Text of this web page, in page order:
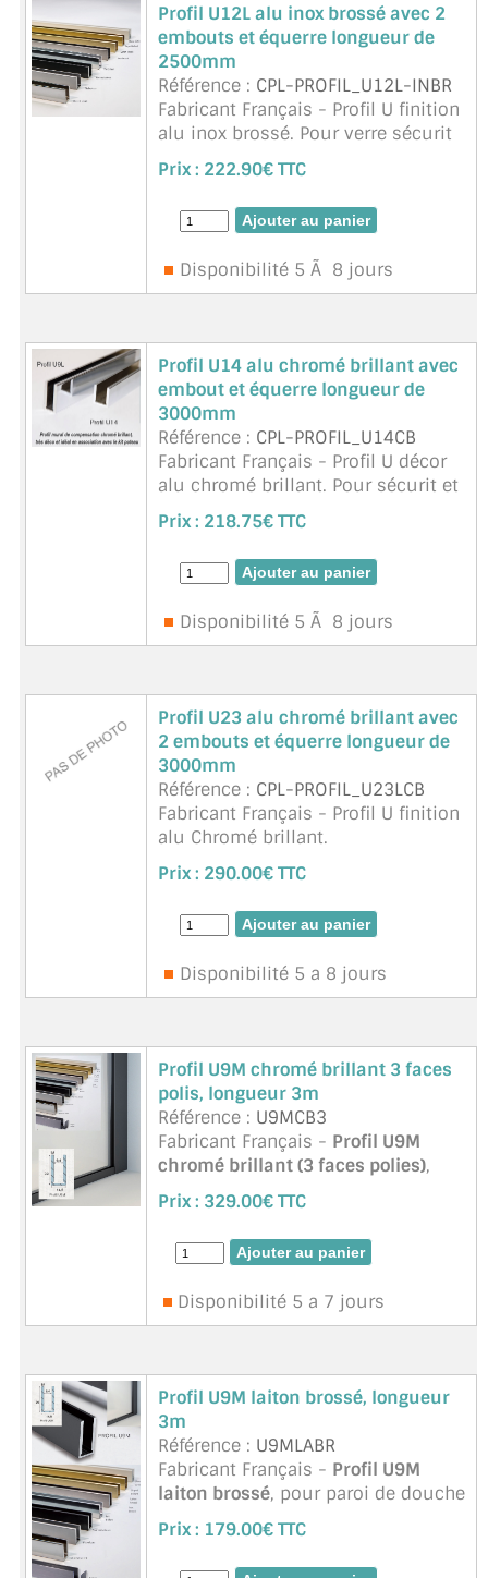
Profil U12L alu inox brossé avec 2
embouts et équerre longueur de
2500mm
Référence : CPL-PROFIL_U12L-INBR
Fabricant Français - Profil U finition
alu inox brossé. Pour verre sécurit
et verre feuilleté de 10mm. Profil a
visser ou coller (silicone). Profil
35x20x2300m, largeur intérieure
12mm,lo ...suite
Prix : 222.90€ TTC
Disponibilité 5 Ã 8 jours
Profil U14 alu chromé brillant avec
embout et équerre longueur de
3000mm
Référence : CPL-PROFIL_U14CB
Fabricant Français - Profil U décor
alu chromé brillant. Pour sécurit et
verre feuilleté de 12mm. Profil a
visser ou coller (silicone). Profil
H25x20.4x3000m, largeur
intérieure 12 ...suite
Prix : 218.75€ TTC
Disponibilité 5 Ã 8 jours
Profil U23 alu chromé brillant avec
2 embouts et équerre longueur de
3000mm
Référence : CPL-PROFIL_U23LCB
Fabricant Français - Profil U finition
alu Chromé brillant.
Pour verre sécurit et verre feuilleté
Profil a visser ou coller (silicone).
Largeur intérieure 23mm,longueur
Prix : 290.00€ TTC
Disponibilité 5 a 8 jours
Profil U9M chromé brillant 3 faces
polis, longueur 3m
Référence : U9MCB3
Fabricant Français - Profil U9M
chromé brillant (3 faces polies),
pour paroi de douche en verre
épaisseur 8mm. Le
unprofil mural / d’encadreme ...
suite
Prix : 329.00€ TTC
Disponibilité 5 a 7 jours
Profil U9M laiton brossé, longueur
3m
Référence : U9MLABR
Fabricant Français - Profil U9M
laiton brossé, pour paroi de douche
en verre épaisseur 8mm. Le
U9Mest unprofil mural /
d’encadrementcon&cce ...
Prix : 179.00€ TTC